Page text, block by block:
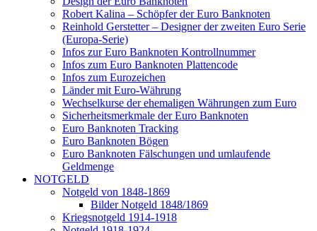
Robert Kalina – Schöpfer der Euro Banknoten
Reinhold Gerstetter – Designer der zweiten Euro Serie
(Europa-Serie)
Infos zur Euro Banknoten Kontrollnummer
Infos zum Euro Banknoten Plattencode
Infos zum Eurozeichen
Länder mit Euro-Währung
Wechselkurse der ehemaligen Währungen zum Euro
Sicherheitsmerkmale der Euro Banknoten
Euro Banknoten Tracking
Euro Banknoten Bögen
Euro Banknoten Fälschungen und umlaufende
Geldmenge
NOTGELD
Notgeld von 1848-1869
Bilder Notgeld 1848/1869
Kriegsnotgeld 1914-1918